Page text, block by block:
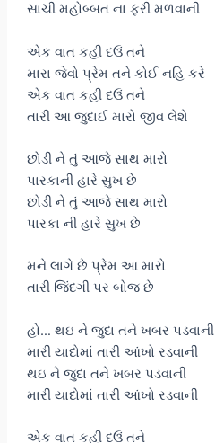
સાચી મહોબ્બત ના ફરી મળવાની
એક વાત કહી દઉં તને
મારા જેવો પ્રેમ તને કોઈ નહિ કરે
એક વાત કહી દઉં તને
તારી આ જુદાઈ મારો જીવ લેશે
છોડી ને તું આજે સાથ મારો
પારકાની હારે સુખ છે
છોડી ને તું આજે સાથ મારો
પારકા ની હારે સુખ છે
મને લાગે છે પ્રેમ આ મારો
તારી જિંદગી પર બોજ છે
હો… થઇ ને જુદા તને ખબર પડવાની
મારી યાદોમાં તારી આંખો રડવાની
થઇ ને જુદા તને ખબર પડવાની
મારી યાદોમાં તારી આંખો રડવાની
એક વાત કહી દઉં તને